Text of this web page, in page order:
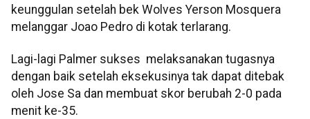
keunggulan setelah bek Wolves Yerson Mosquera
melanggar Joao Pedro di kotak terlarang.
Lagi-lagi Palmer sukses melaksanakan tugasnya
dengan baik setelah eksekusinya tak dapat ditebak
oleh Jose Sa dan membuat skor berubah 2-0 pada
menit ke-35.